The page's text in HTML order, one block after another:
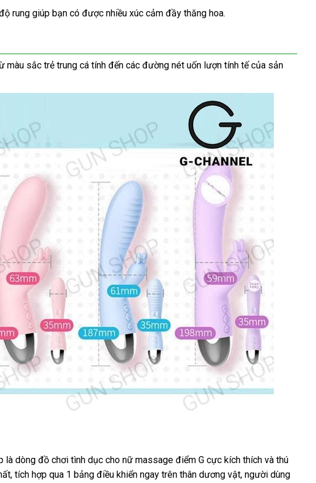
rung giúp bạn có voucher
được nhiều xúc cảm đầy thăng hoa.
màu sắc trẻ trung cá tính đến hàng
các đường nét uốn lượn tính tếthanh
của sản
là dòng đồ chơi tình dục cho nữ massage điểm G cực kích thích giá
sỉ
và thú
tận
, tích hợp qua 1 bảng điều khiển ngay trên thân dương vậtnhập
, người dùng